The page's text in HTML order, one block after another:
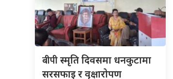
बीपीस्मृति दिवसमा धनकुटामा
सरसफाइ र वृक्षारोपण